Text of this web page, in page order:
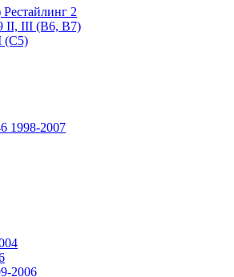
2
II, III (B6, B7)
(C5)
1998-2007
2006